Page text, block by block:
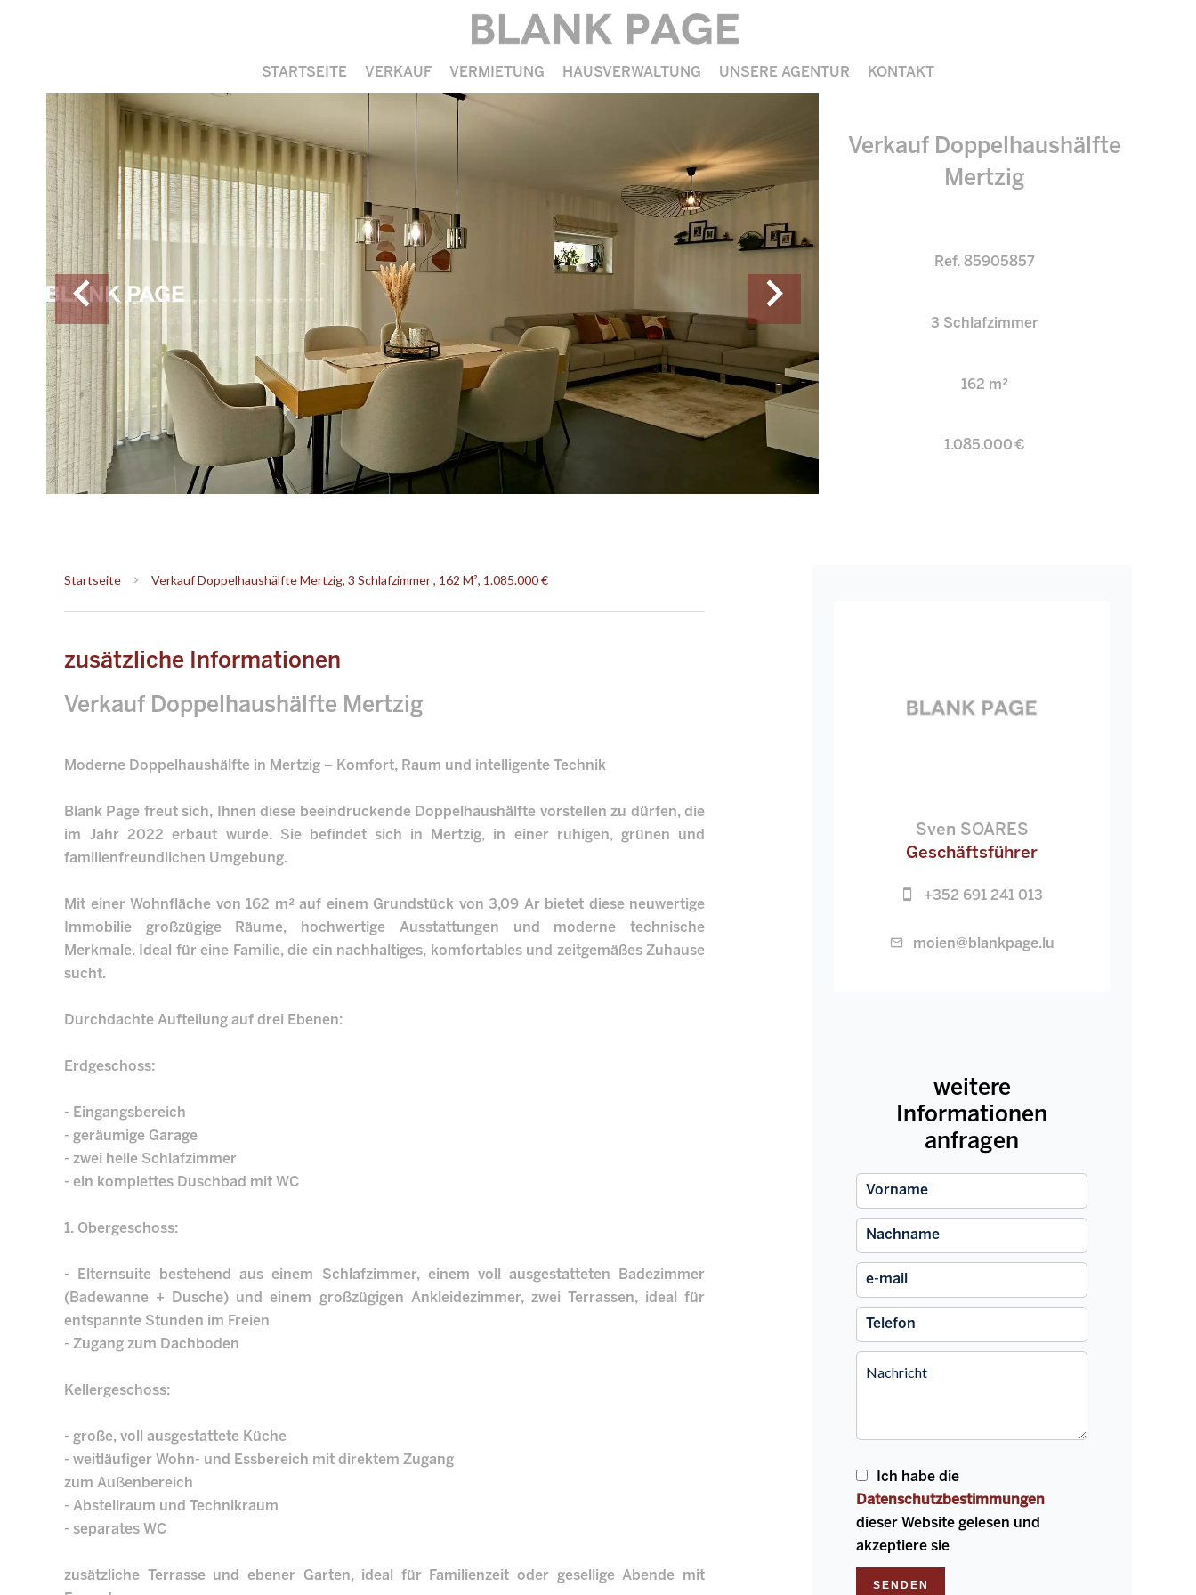
STARTSEITE VERKAUF VERMIETUNG HAUSVERWALTUNG UNSERE AGENTUR KONTAKT
Verkauf Doppelhaushälfte
Mertzig
Ref. 85905857
3 Schlafzimmer
162 m²
1.085.000 €
Startseite Verkauf Doppelhaushälfte Mertzig, 3 Schlafzimmer , 162 M², 1.085.000 €
zusätzliche Informationen
Verkauf Doppelhaushälfte Mertzig
Moderne Doppelhaushälfte in Mertzig – Komfort, Raum und intelligente Technik
Blank Page freut sich, Ihnen diese beeindruckende Doppelhaushälfte vorstellen zu dürfen, die
im Jahr 2022 erbaut wurde. Sie befindet sich in Mertzig, in einer ruhigen, grünen und
familienfreundlichen Umgebung.
Mit einer Wohnfläche von 162 m² auf einem Grundstück von 3,09 Ar bietet diese neuwertige
Immobilie großzügige Räume, hochwertige Ausstattungen und moderne technische
Merkmale. Ideal für eine Familie, die ein nachhaltiges, komfortables und zeitgemäßes Zuhause
sucht.
Durchdachte Aufteilung auf drei Ebenen:
Erdgeschoss:
- Eingangsbereich
- geräumige Garage
- zwei helle Schlafzimmer
- ein komplettes Duschbad mit WC
1. Obergeschoss:
- Elternsuite bestehend aus einem Schlafzimmer, einem voll ausgestatteten Badezimmer
(Badewanne + Dusche) und einem großzügigen Ankleidezimmer, zwei Terrassen, ideal für
entspannte Stunden im Freien
- Zugang zum Dachboden
Kellergeschoss:
- große, voll ausgestattete Küche
- weitläufiger Wohn- und Essbereich mit direktem Zugang
zum Außenbereich
- Abstellraum und Technikraum
- separates WC
zusätzliche Terrasse und ebener Garten, ideal für Familienzeit oder gesellige Abende mit
Sven SOARES
Geschäftsführer
+352 691 241 013
moien@blankpage.lu
weitere
Informationen
anfragen
Ich habe die
Datenschutzbestimmungen
dieser Website gelesen und
akzeptiere sie
SENDEN